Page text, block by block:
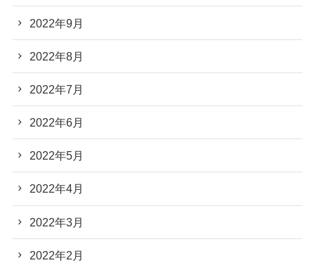
2022年9月
2022年8月
2022年7月
2022年6月
2022年5月
2022年4月
2022年3月
2022年2月